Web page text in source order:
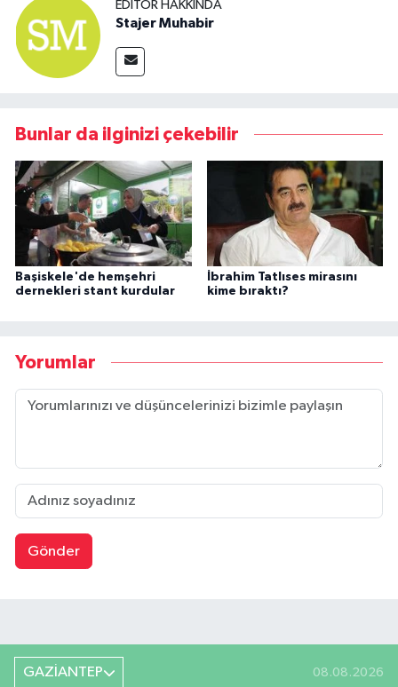
EDITÖR HAKKINDA
Stajer Muhabir
Bunlar da ilginizi çekebilir
Başiskele'de hemşehri
dernekleri stant kurdular
İbrahim Tatlıses mirasını
kime bıraktı?
Yorumlar
Gönder
GAZİANTEP 08.08.2026